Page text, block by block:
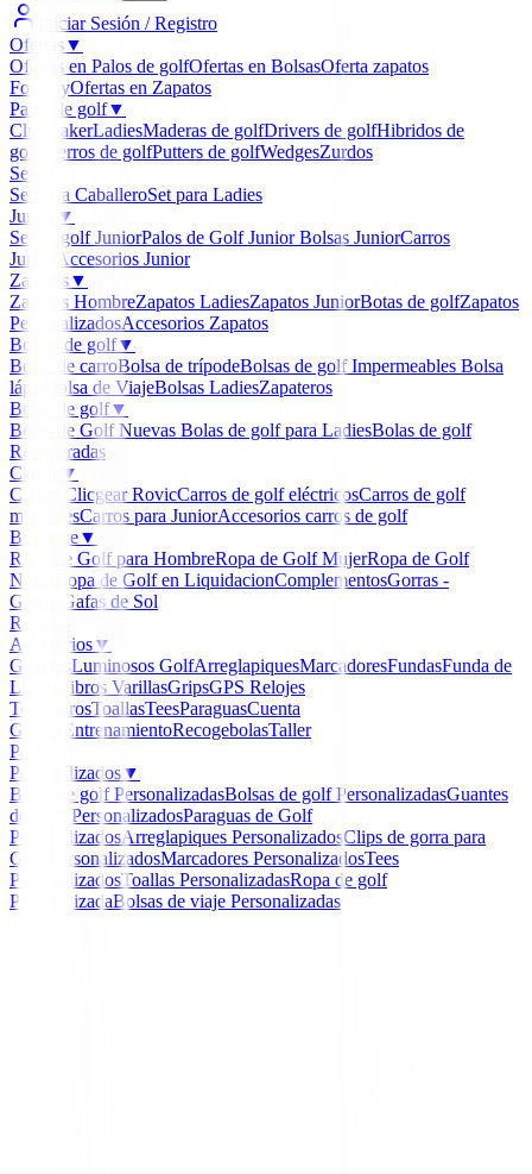
Iniciar Sesión / Registro
Ofertas▼
Ofertas en Palos de golfOfertas en BolsasOferta zapatos
FootJoyOfertas en Zapatos
Palos de golf▼
ClubmakerLadiesMaderas de golfDrivers de golfHibridos de
golf
Hierros de golfPutters de golfWedgesZurdos
Sets
Set para CaballeroSet para Ladies
Junior
▼
Set de golf JuniorPalos de Golf JuniorBolsas JuniorCarros
Junior
Accesorios Junior
Zapatos▼
Zapatos HombreZapatos LadiesZapatos JuniorBotas de golfZapatos
PersonalizadosAccesorios Zapatos
Bolsas de golf▼
Bolsa de carroBolsa de trípodeBolsas de golf Impermeables Bolsa
lápiz
Bolsa de ViajeBolsas LadiesZapateros
Bolas de golf▼
Bolas de Golf Nuevas Bolas de golf para LadiesBolas de golf
Recuperadas
Carros
▼
Carros Clicgear RovicCarros de golf eléctricosCarros de golf
manualesCarros para JuniorAccesorios carros de golf
Boutique▼
Ropa de Golf para HombreRopa de Golf MujerRopa de Golf
Niños
Ropa de Golf en LiquidacionComplementosGorras -
Gorros
Gafas de Sol
Regalos
Accesorios▼
GuantesLuminosos GolfArreglapiquesMarcadoresFundasFunda de
Lluvia
Libros VarillasGripsGPS Relojes
TelemetrosToallasTeesParaguasCuenta
Golpes
EntrenamientoRecogebolasTaller
Packs
Personalizados▼
Bolas de golf PersonalizadasBolsas de golf PersonalizadasGuantes
de Golf PersonalizadosParaguas de Golf
PersonalizadosArreglapiques PersonalizadosClips de gorra para
Golf PersonalizadosMarcadores PersonalizadosTees
PersonalizadosToallas PersonalizadasRopa de golf
PersonalizadaBolsas de viaje Personalizadas